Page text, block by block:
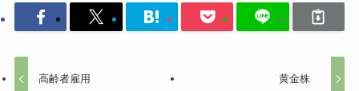
高齢者雇用 黄金株